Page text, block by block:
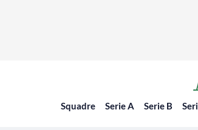
Squadre Serie A Serie B